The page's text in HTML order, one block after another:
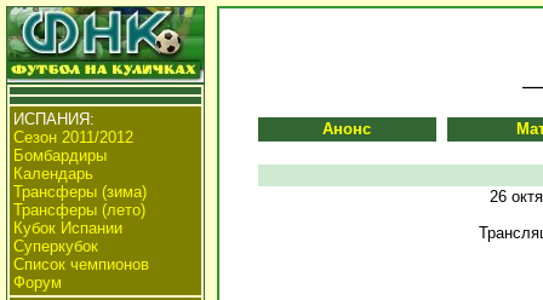
ИСПАНИЯ:
Сезон 2011/2012
Бомбардиры
Календарь
Трансферы (зима)
Трансферы (лето)
Кубок Испании
Суперкубок
Список чемпионов
Форум
Анонс
26